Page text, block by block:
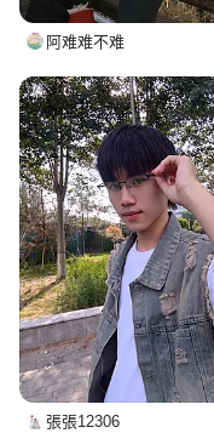
阿难难不难
張張12306